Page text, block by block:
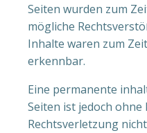
Seiten wurden zum
mögliche
Inhalte waren zum
erkennbar.
Eine permanente
Seiten ist jedoch
Rechtsverletzung